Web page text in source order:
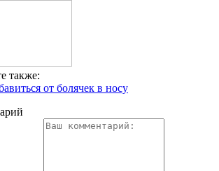
также:
от болячек в носу